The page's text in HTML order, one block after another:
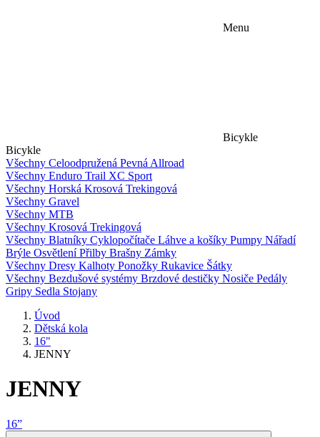
Menu
Bicykle
Bicykle
Všechny Celoodpružená Pevná Allroad
Všechny Enduro Trail XC Sport
Všechny Horská Krosová Trekingová
Všechny Gravel
Všechny MTB
Všechny Krosová Trekingová
Všechny Blatníky Cyklopočítače Láhve a košíky Pumpy Nářadí
Brýle OsvětleníPřilby Brašny Zámky
Všechny Dresy Kalhoty Ponožky Rukavice Šátky
Všechny Bezdušové systémy Brzdové destičky Nosiče Pedály
Gripy Sedla Stojany
Úvod
Dětská kola
16"
JENNY
JENNY
16”